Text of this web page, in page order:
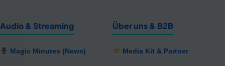
Audio & Streaming
Magic Minutes (News)
Über uns & B2B
Media Kit & Partner